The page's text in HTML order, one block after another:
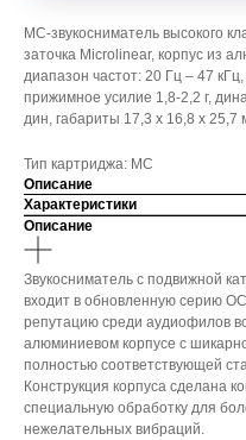
МС-звукосниматель высокого
заточка Microlinear, корпус из
диапазон частот: 20 Гц – 47
прижимное усилие 1,8-2,2 г,
дин, габариты 17,3 х 16,8 х 25,7
Тип картриджа: МС
Описание
Характеристики
Описание
Звукосниматель с подвижной
входит в обновленную серию
репутацию среди аудиофилов
алюминиевом корпусе с
полностью соответствующей
Конструкция корпуса сделана
специальную обработку для
нежелательных вибраций.